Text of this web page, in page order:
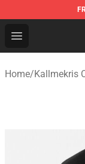
Open menu
KallMeKris
Home/Kallmekris